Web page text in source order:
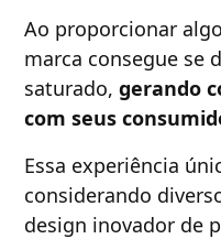
Ao proporcionar
marca consegue se
saturado, gerando
com seus
Essa experiência
considerando
design inovador de